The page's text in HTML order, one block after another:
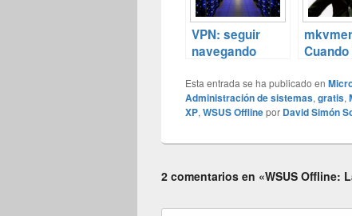
VPN: seguir
navegando
conexión local.
quedan
Esta entrada se ha publicado en
Administración de sistemas,gratis,
XP,WSUS Offlinepor David Simón
2 comentarios en «WSUS Offline: